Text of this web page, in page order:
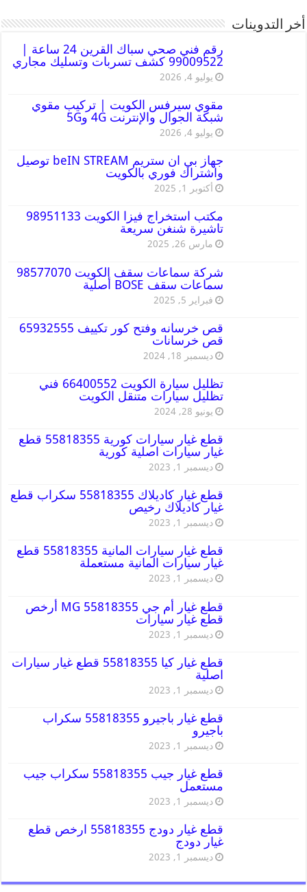
أخر التدوينات
رقم فني صحي سباك القرين 24 ساعة |
99009522 كشف تسربات وتسليك مجاري
يوليو 4, 2026
مقوي سيرفس الكويت | تركيب مقوي
شبكة الجوال والإنترنت 4G و5G
يوليو 4, 2026
جهاز بي ان ستريم beIN STREAM توصيل
واشتراك فوري بالكويت
أكتوبر 1, 2025
مكتب استخراج فيزا الكويت 98951133
تاشيرة شنغن سريعة
مارس 26, 2025
شركة سماعات سقف الكويت 98577070
سماعات سقف BOSE أصلية
فبراير 5, 2025
قص خرسانه وفتح كور تكييف 65932555
قص خرسانات
ديسمبر 18, 2024
تظليل سيارة الكويت 66400552 فني
تظليل سيارات متنقل الكويت
يونيو 28, 2024
قطع غيار سيارات كورية 55818355 قطع
غيار سيارات اصلية كورية
ديسمبر 1, 2023
قطع غيار كاديلاك 55818355 سكراب قطع
غيار كاديلاك رخيص
ديسمبر 1, 2023
قطع غيار سيارات المانية 55818355 قطع
غيار سيارات المانية مستعملة
ديسمبر 1, 2023
قطع غيار أم جي MG 55818355 أرخص
قطع غيار سيارات
ديسمبر 1, 2023
قطع غيار كيا 55818355 قطع غيار سيارات
اصلية
ديسمبر 1, 2023
قطع غيار باجيرو 55818355 سكراب
باجيرو
ديسمبر 1, 2023
قطع غيار جيب 55818355 سكراب جيب
مستعمل
ديسمبر 1, 2023
قطع غيار دودج 55818355 ارخص قطع
غيار دودج
ديسمبر 1, 2023